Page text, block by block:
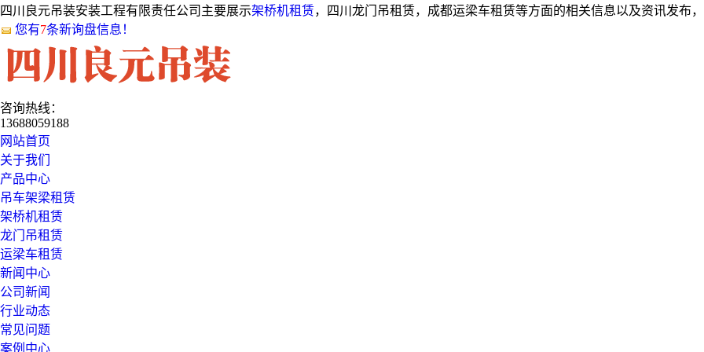
四川良元吊装安装工程有限责任公司主要展示架桥机租赁，四川龙门吊租赁，成都运梁车租赁等方面的相关信息以及资讯发布，
您有7条新询盘信息！
咨询热线：
13688059188
网站首页
关于我们
产品中心
吊车架梁租赁
架桥机租赁
龙门吊租赁
运梁车租赁
新闻中心
公司新闻
行业动态
常见问题
案例中心